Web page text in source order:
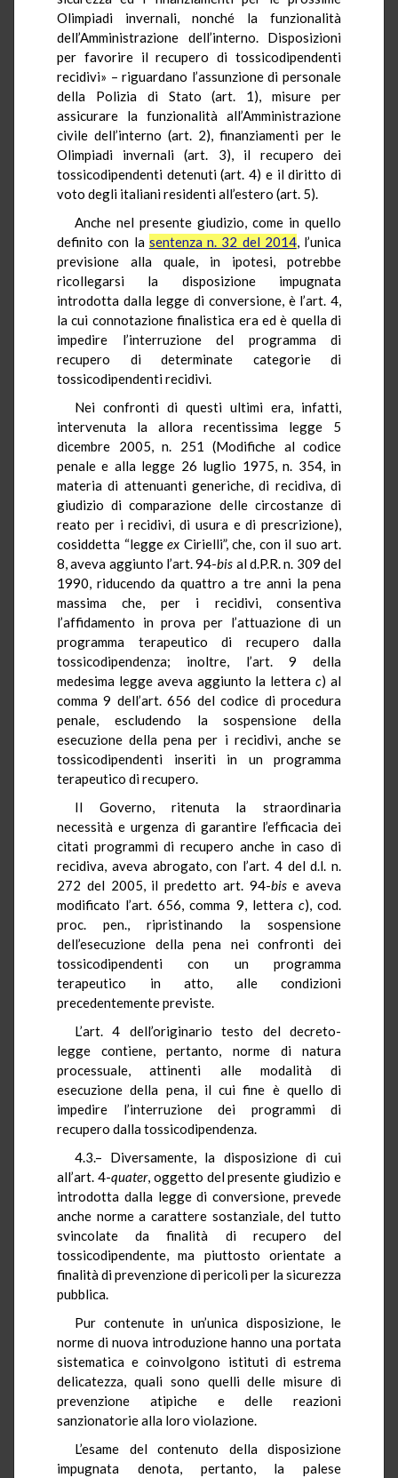
Olimpiadi invernali, nonché la funzionalità
dell’Amministrazione dell’interno. Disposizioni
per favorire il recupero di tossicodipendenti
recidivi» – riguardano l’assunzione di personale
della Polizia di Stato (art. 1), misure per
assicurare la funzionalità all’Amministrazione
civile dell’interno (art. 2), finanziamenti per le
Olimpiadi invernali (art. 3), il recupero dei
tossicodipendenti detenuti (art. 4) e il diritto di
voto degli italiani residenti all’estero (art. 5).
Anche nel presente giudizio, come in quello
definito con la sentenza n. 32 del 2014, l’unica
previsione alla quale, in ipotesi, potrebbe
ricollegarsi la disposizione impugnata
introdotta dalla legge di conversione, è l’art. 4,
la cui connotazione finalistica era ed è quella di
impedire l’interruzione del programma di
recupero di determinate categorie di
tossicodipendenti recidivi.
Nei confronti di questi ultimi era, infatti,
intervenuta la allora recentissima legge 5
dicembre 2005, n. 251 (Modifiche al codice
penale e alla legge 26 luglio 1975, n. 354, in
materia di attenuanti generiche, di recidiva, di
giudizio di comparazione delle circostanze di
reato per i recidivi, di usura e di prescrizione),
cosiddetta “legge ex Cirielli”, che, con il suo art.
8, aveva aggiunto l’art. 94-bis al d.P.R. n. 309 del
1990, riducendo da quattro a tre anni la pena
massima che, per i recidivi, consentiva
l’affidamento in prova per l’attuazione di un
programma terapeutico di recupero dalla
tossicodipendenza; inoltre, l’art. 9 della
medesima legge aveva aggiunto la letterac) al
comma 9 dell’art. 656 del codice di procedura
penale, escludendo la sospensione della
esecuzione della pena per i recidivi, anche se
tossicodipendenti inseriti in un programma
terapeutico di recupero.
Il Governo, ritenuta la straordinaria
necessità e urgenza di garantire l’efficacia dei
citati programmi di recupero anche in caso di
recidiva, aveva abrogato, con l’art. 4 del d.l. n.
272 del 2005, il predetto art. 94-bise aveva
modificato l’art. 656, comma 9, lettera c), cod.
proc. pen., ripristinando la sospensione
dell’esecuzione della pena nei confronti dei
tossicodipendenti con un programma
terapeutico in atto, alle condizioni
precedentemente previste.
L’art. 4 dell’originario testo del decreto-
legge contiene, pertanto, norme di natura
processuale, attinenti alle modalità di
esecuzione della pena, il cui fine è quello di
impedire l’interruzione dei programmi di
recupero dalla tossicodipendenza.
4.3.– Diversamente, la disposizione di cui
all’art. 4-quater, oggetto del presente giudizio e
introdotta dalla legge di conversione, prevede
anche norme a carattere sostanziale, del tutto
svincolate da finalità di recupero del
tossicodipendente, ma piuttosto orientate a
finalità di prevenzione di pericoli per la sicurezza
pubblica.
Pur contenute in un’unica disposizione, le
norme di nuova introduzione hanno una portata
sistematica e coinvolgono istituti di estrema
delicatezza, quali sono quelli delle misure di
prevenzione atipiche e delle reazioni
sanzionatorie alla loro violazione.
L’esame del contenuto della disposizione
impugnata denota, pertanto, la palese